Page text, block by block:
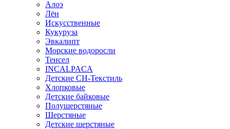
Алоэ
Лён
Искусственные
Кукуруза
Эвкалипт
Морские водоросли
Тенсел
INCALPACA
Детские СН-Текстиль
Хлопковые
Детские байковые
Полушерстяные
Шерстяные
Детские шерстяные